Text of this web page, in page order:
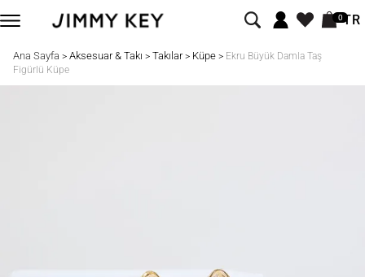
0TR
Ana Sayfa > Aksesuar & Takı > Takılar> Küpe> Ekru Büyük Damla Taş
Figürlü Küpe